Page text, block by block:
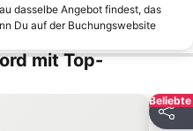
dasselbe Angebot findest, das
Du auf der Buchungswebsite
mit Top-
Beliebte
Teilen